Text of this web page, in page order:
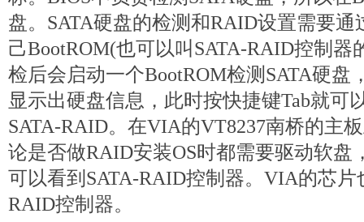
盘。SATA硬盘的检测和RAID设置需要通
己BootROM(也可以叫SATA-RAID控制器
检后会启动一个BootROM检测SATA硬盘
显示出硬盘信息，此时按快捷键Tab就可
SATA-RAID。在VIA的VT8237南桥的主
论是否做RAID安装OS时都需要驱动软盘
可以看到SATA-RAID控制器。VIA的芯片
RAID控制器。